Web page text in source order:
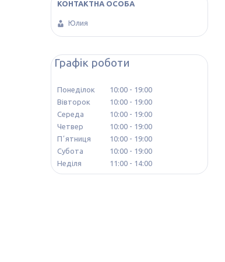
Юлия
Графік роботи
Понеділок 10:00
19:00
Вівторок
10:00
19:00
Середа
10:00
19:00
Четвер
10:00
19:00
Пʼятниця
10:00
19:00
Субота
10:00
19:00
Неділя
11:00 14:00